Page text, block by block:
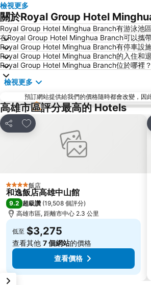
檢視更多
關於Royal Group Hotel
Royal Group Hotel Minghua Branch有游泳池
在Royal Group Hotel Minghua Branch可以攜
Royal Group Hotel Minghua Branch有停車設
Royal Group Hotel Minghua Branch的入住和
Royal Group Hotel Minghua Branch位於哪裡？
檢視更多
預訂網站提供給我們的價格隨時都會改變，因
高雄市區評分最高的 Hotels
分享
加入我的最愛
4 星級 飯店
和逸飯店高雄中山館
9.2 超級讚 (19,508 個評分)
高雄市區, 距離市中心 2.3 公里
低至 $3,275
查看其他 7 個網站的價格
查看價格